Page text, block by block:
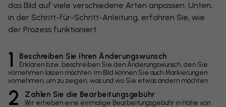
das Bild auf viele verschiedene Arten anpassen. Unten,
in der Schritt-für-Schritt-Anleitung, erfahren Sie, wie
der Prozess funktioniert.
1 Beschreiben Sie Ihren Änderungswunsch
Erklären bzw. beschreiben Sie den Änderungswunsch, den Sie
vornehmen lassen möchten. Im Bild können Sie auch Markierungen
vornehmen, um zu zeigen, was und wo Sie etwas ändern möchten.
2 Zahlen Sie die Bearbeitungsgebühr
Wir erheben eine einmalige Bearbeitungsgebühr in Höhe von